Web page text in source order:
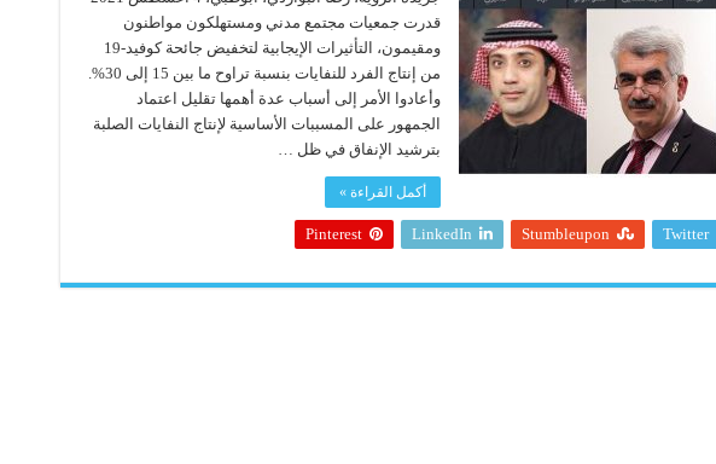
قدرت جمعيات مجتمع مدني ومستهلكون مواطنون
ومقيمون، التأثيرات الإيجابية لتخفيض جائحة كوفيد-19
من إنتاج الفرد للنفايات بنسبة تراوح ما بين 15 إلى 30%.
وأعادوا الأمر إلى أسباب عدة أهمها تقليل اعتماد
الجمهور على المسببات الأساسية لإنتاج النفايات الصلبة
بترشيد الإنفاق في ظل …
أكمل القراءة »
Twitter
Stumbleupon
LinkedIn
Pinterest